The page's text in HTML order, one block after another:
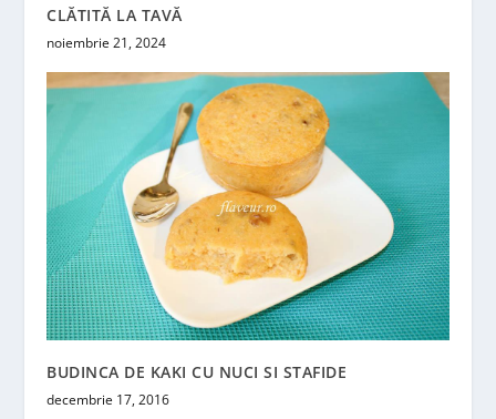
CLĂTITĂ LA TAVĂ
noiembrie 21, 2024
BUDINCA DE KAKI CU NUCI SI STAFIDE
decembrie 17, 2016